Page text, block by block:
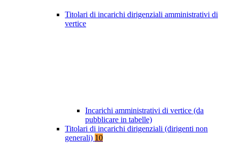
Titolari di incarichi dirigenziali amministrativi di
vertice
Incarichi amministrativi di vertice (da
pubblicare in tabelle)
Titolari di incarichi dirigenziali (dirigenti non
generali) 10